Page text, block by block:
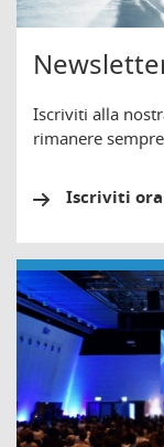
Iscriviti alla
rimanere
Iscriviti ora